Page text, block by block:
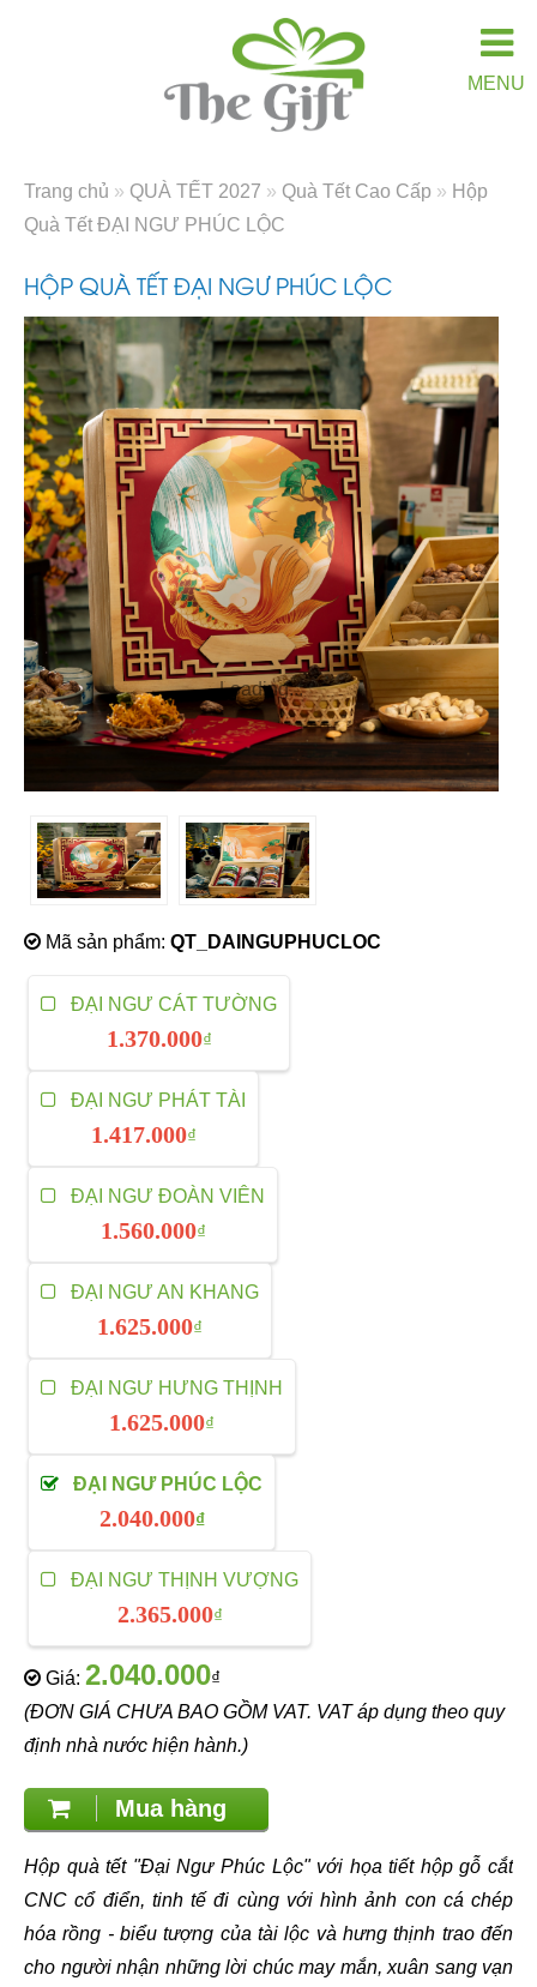
MENU
Trang chủ » QUÀ TẾT 2027 » Quà Tết Cao Cấp » Hộp
Quà Tết ĐẠI NGƯ PHÚC LỘC
HỘP QUÀ TẾT ĐẠI NGƯ PHÚC LỘC
Loading...
Mã sản phẩm: QT_DAINGUPHUCLOC
ĐẠI NGƯ CÁT TƯỜNG
1.370.000₫
ĐẠI NGƯ PHÁT TÀI
1.417.000₫
ĐẠI NGƯ ĐOÀN VIÊN
1.560.000₫
ĐẠI NGƯ AN KHANG
1.625.000₫
ĐẠI NGƯ HƯNG THỊNH
1.625.000₫
ĐẠI NGƯ PHÚC LỘC
2.040.000₫
ĐẠI NGƯ THỊNH VƯỢNG
2.365.000₫
Giá: 2.040.000₫
(ĐƠN GIÁ CHƯA BAO GỒM VAT. VAT áp dụng theo quy
định nhà nước hiện hành.)
Mua hàng
Hộp quà tết "Đại Ngư Phúc Lộc" với họa tiết hộp gỗ cắt
CNC cổ điển, tinh tế đi cùng với hình ảnh con cá chép
hóa rồng - biểu tượng của tài lộc và hưng thịnh trao đến
cho người nhận những lời chúc may mắn, xuân sang vạn